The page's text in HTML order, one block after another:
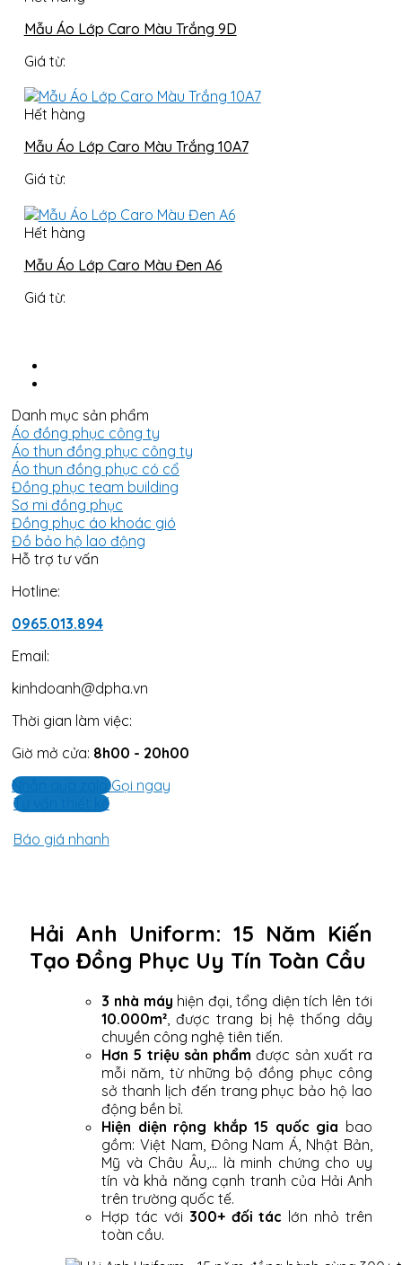
Mẫu Áo Lớp Caro Màu Trắng 9D
Giá từ:
Hết hàng
Mẫu Áo Lớp Caro Màu Trắng 10A7
Giá từ:
Hết hàng
Mẫu Áo Lớp Caro Màu Đen A6
Giá từ:
Danh mục sản phẩm
Áo đồng phục công ty
Áo thun đồng phục công ty
Áo thun đồng phục có cổ
Đồng phục team building
Sơ mi đồng phục
Đồng phục áo khoác gió
Đồ bảo hộ lao động
Hỗ trợ tư vấn
Hotline:
0965.013.894
Email:
kinhdoanh@dpha.vn
Thời gian làm việc:
Giờ mở cửa: 8h00 - 20h00
Nhắn qua zalo
Gọi ngay
Tư vấn thiết kế
Báo giá nhanh
Hải Anh Uniform: 15 Năm Kiến
Tạo Đồng Phục Uy Tín Toàn Cầu
3 nhà máy hiện đại, tổng diện tích lên tới
10.000m² , được trang bị hệ thống dây
chuyền công nghệ tiên tiến.
Hơn 5 triệu sản phẩm được sản xuất ra
mỗi năm, từ những bộ đồng phục công
sở thanh lịch đến trang phục bảo hộ lao
động bền bỉ.
Hiện diện rộng khắp 15 quốc gia bao
gồm: Việt Nam, Đông Nam Á, Nhật Bản,
Mỹ và Châu Âu,... là minh chứng cho uy
tín và khả năng cạnh tranh của Hải Anh
trên trường quốc tế.
Hợp tác với 300+ đối tác lớn nhỏ trên
toàn cầu.